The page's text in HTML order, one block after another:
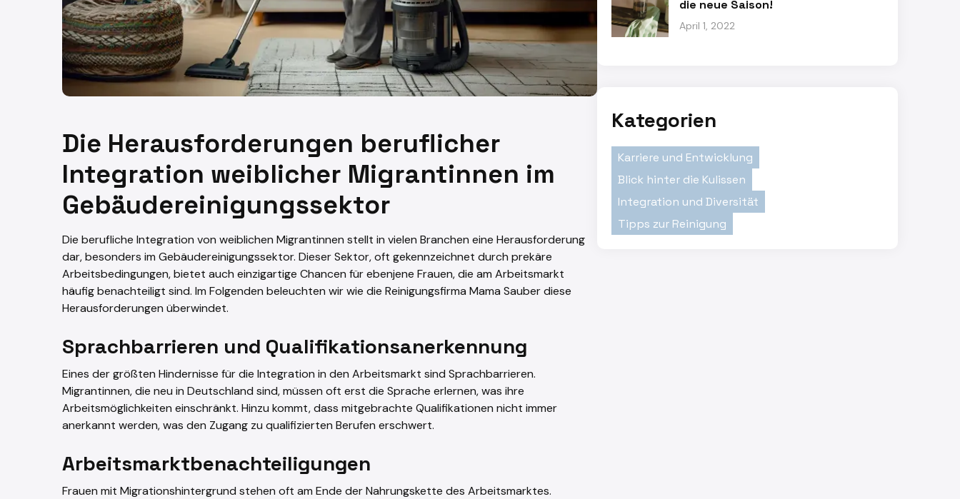
Die Herausforderungen beruflicher
Integration weiblicher Migrantinnen im
Gebäudereinigungssektor
Die berufliche Integration von weiblichen Migrantinnen stellt in vielen Branchen eine Herausforderung
dar, besonders im Gebäudereinigungssektor. Dieser Sektor, oft gekennzeichnet durch prekäre
Arbeitsbedingungen, bietet auch einzigartige Chancen für ebenjene Frauen, die am Arbeitsmarkt
häufig benachteiligt sind. Im Folgenden beleuchten wir wie die Reinigungsfirma Mama Sauber diese
Herausforderungen überwindet.
Sprachbarrieren und Qualifikationsanerkennung
Eines der größten Hindernisse für die Integration in den Arbeitsmarkt sind Sprachbarrieren.
Migrantinnen, die neu in Deutschland sind, müssen oft erst die Sprache erlernen, was ihre
Arbeitsmöglichkeiten einschränkt. Hinzu kommt, dass mitgebrachte Qualifikationen nicht immer
anerkannt werden, was den Zugang zu qualifizierten Berufen erschwert.
Arbeitsmarktbenachteiligungen
Frauen mit Migrationshintergrund stehen oft am Ende der Nahrungskette des Arbeitsmarktes.
die neue Saison!
April 1, 2022
Kategorien
Karriere und Entwicklung
Blick hinter die Kulissen
Integration und Diversität
Tipps zur Reinigung